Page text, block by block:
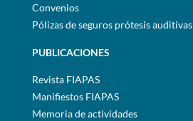
Convenios
Pólizas de seguros prótesis auditivas
PUBLICACIONES
Revista FIAPAS
Manifiestos FIAPAS
Memoria de actividades